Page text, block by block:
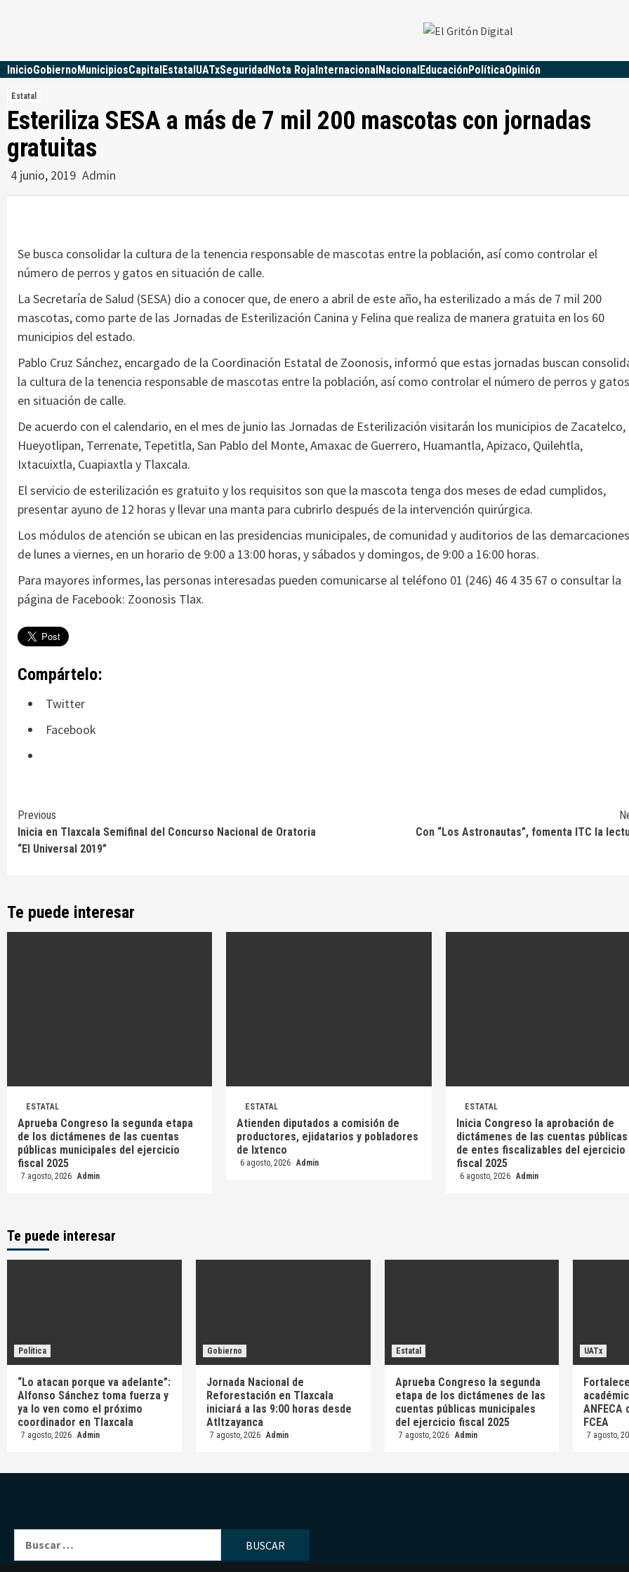
InicioGobiernoMunicipiosCapitalEstatalUATxSeguridadNota RojaInternacionalNacionalEducaciónPolíticaOpinión
Estatal
Esteriliza SESA a más de 7 mil 200 mascotas con jornadas
gratuitas
4 junio, 2019 Admin
Se busca consolidar la cultura de la tenencia responsable de mascotas entre la población, así como controlar el
número de perros y gatos en situación de calle.
La Secretaría de Salud (SESA) dio a conocer que, de enero a abril de este año, ha esterilizado a más de 7 mil 200
mascotas, como parte de las Jornadas de Esterilización Canina y Felina que realiza de manera gratuita en los 60
municipios del estado.
Pablo Cruz Sánchez, encargado de la Coordinación Estatal de Zoonosis, informó que estas jornadas buscan
la cultura de la tenencia responsable de mascotas entre la población, así como controlar el número de perros y gatos
en situación de calle.
De acuerdo con el calendario, en el mes de junio las Jornadas de Esterilización visitarán los municipios de Zacatelco,
Hueyotlipan, Terrenate, Tepetitla, San Pablo del Monte, Amaxac de Guerrero, Huamantla, Apizaco, Quilehtla,
Ixtacuixtla, Cuapiaxtla y Tlaxcala.
El servicio de esterilización es gratuito y los requisitos son que la mascota tenga dos meses de edad cumplidos,
presentar ayuno de 12 horas y llevar una manta para cubrirlo después de la intervención quirúrgica.
Los módulos de atención se ubican en las presidencias municipales, de comunidad y auditorios de las
de lunes a viernes, en un horario de 9:00 a 13:00 horas, y sábados y domingos, de 9:00 a 16:00 horas.
Para mayores informes, las personas interesadas pueden comunicarse al teléfono 01 (246) 46 4 35 67 o consultar la
página de Facebook: Zoonosis Tlax.
Compártelo:
Twitter
Facebook
Continue
Reading
Previous
Inicia en Tlaxcala Semifinal del Concurso Nacional de Oratoria
“El Universal 2019”
Con “Los Astronautas”, fomenta ITC la
Te puede interesar
ESTATAL
Aprueba Congreso la segunda etapa
de los dictámenes de las cuentas
públicas municipales del ejercicio
fiscal 2025
7 agosto, 2026 Admin
ESTATAL
Atienden diputados a comisión de
productores, ejidatarios y pobladores
de Ixtenco
6 agosto, 2026 Admin
ESTATAL
Inicia Congreso la aprobación de
dictámenes de las cuentas públicas
de entes fiscalizables del ejercicio
fiscal 2025
6 agosto, 2026 Admin
Te puede interesar
Política
“Lo atacan porque va adelante”:
Alfonso Sánchez toma fuerza y
ya lo ven como el próximo
coordinador en Tlaxcala
7 agosto, 2026 Admin
Gobierno
Jornada Nacional de
Reforestación en Tlaxcala
iniciará a las 9:00 horas desde
Atltzayanca
7 agosto, 2026 Admin
Estatal
Aprueba Congreso la segunda
etapa de los dictámenes de las
cuentas públicas municipales
del ejercicio fiscal 2025
7 agosto, 2026 Admin
UATx
FCEA
7 agosto,